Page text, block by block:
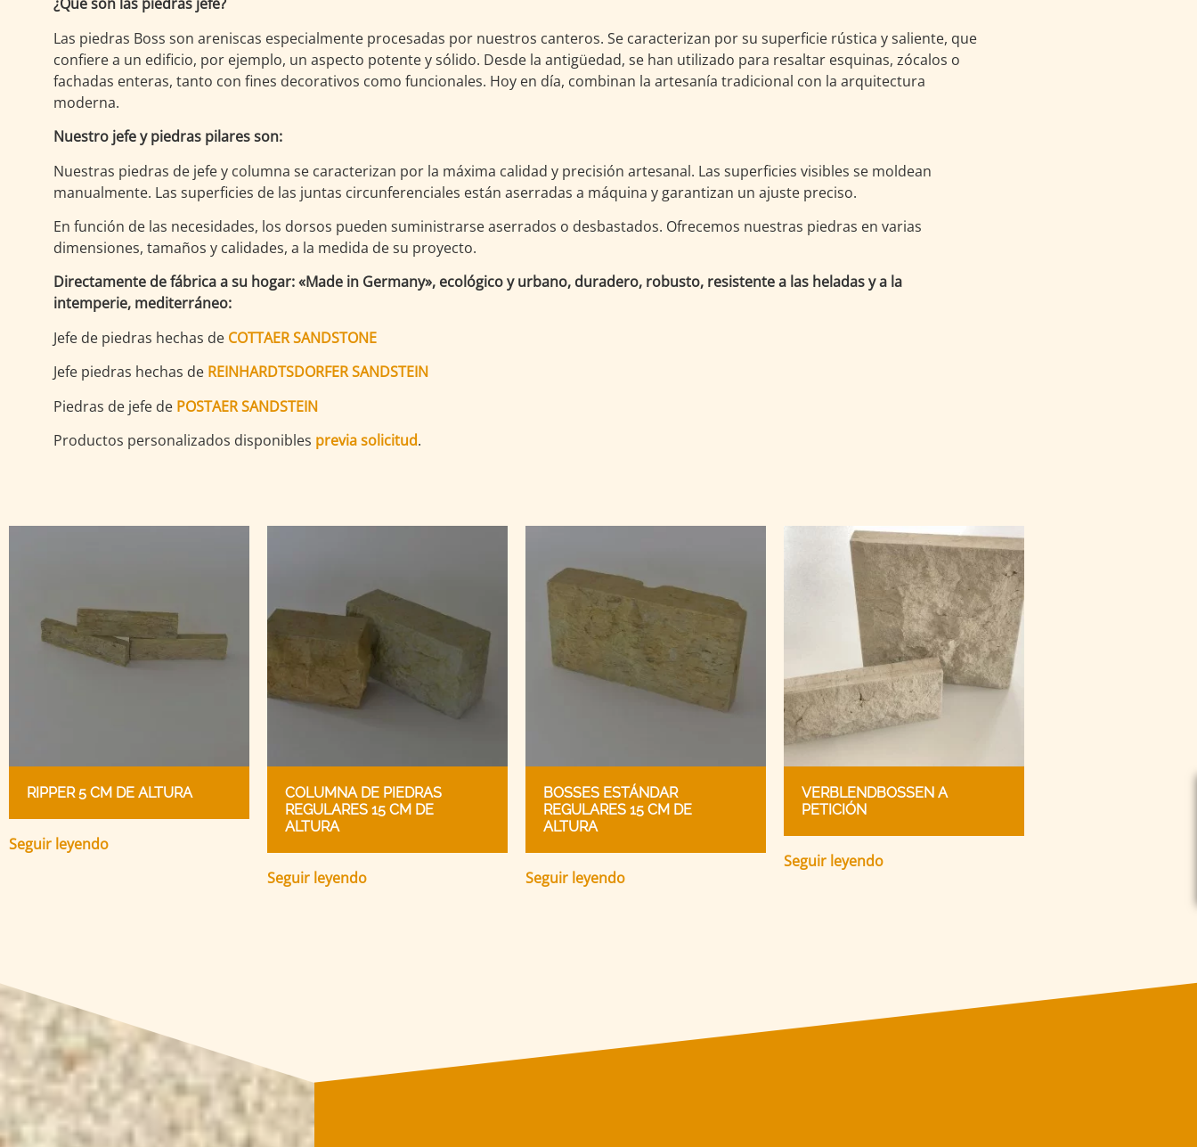
Las piedras Boss son areniscas especialmente procesadas por nuestros canteros. Se caracterizan por su superficie rústica y saliente, que
confiere a un edificio, por ejemplo, un aspecto potente y sólido. Desde la antigüedad, se han utilizado para resaltar esquinas, zócalos o
fachadas enteras, tanto con fines decorativos como funcionales. Hoy en día, combinan la artesanía tradicional con la arquitectura
moderna.
Nuestro jefe y piedras pilares son:
Nuestras piedras de jefe y columna se caracterizan por la máxima calidad y precisión artesanal. Las superficies visibles se moldean
manualmente. Las superficies de las juntas circunferenciales están aserradas a máquina y garantizan un ajuste preciso.
En función de las necesidades, los dorsos pueden suministrarse aserrados o desbastados. Ofrecemos nuestras piedras en varias
dimensiones, tamaños y calidades, a la medida de su proyecto.
Directamente de fábrica a su hogar: «Made in Germany», ecológico y urbano, duradero, robusto, resistente a las heladas y a la
intemperie, mediterráneo:
Jefe de piedras hechas de COTTAER SANDSTONE
Jefe piedras hechas de REINHARDTSDORFER SANDSTEIN
Piedras de jefe de POSTAER SANDSTEIN
Productos personalizados disponibles previa solicitud.
RIPPER 5 CM DE ALTURA
Seguir leyendo
COLUMNA DE PIEDRAS
REGULARES 15 CM DE
ALTURA
Seguir leyendo
BOSSES ESTÁNDAR
REGULARES 15 CM DE
ALTURA
Seguir leyendo
VERBLENDBOSSEN A
PETICIÓN
Seguir leyendo